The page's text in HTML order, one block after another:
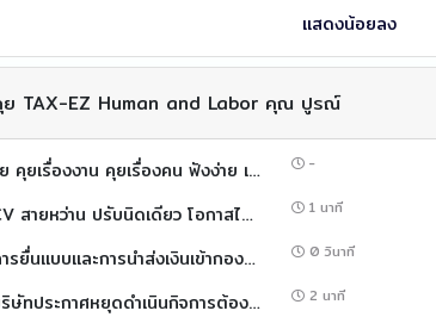
แสดงน้อยลง
ย TAX-EZ Human and Labor คุณ ปูรณ์
- HR พาคุย คุยเรื่องงาน คุยเรื่องคน ฟังง่าย เข้าใจเร็ว เพื่อให้คุณเข้าใจ เเละใช้งานได้จริง -
- EP.25 CV สายหว่าน ปรับนิดเดียว โอกาสได้งานพุ่ง (HR พาคุย) 1 นาที
- EP.24 การยื่นแบบและการนำส่งเงินเข้ากองทุนสงเคราะห์ลูกจ้าง (HR พาคุย) 0 วินาที
- EP.23 บริษัทประกาศหยุดดำเนินกิจการต้องส่งเงินเข้ากองทุนสงเคราะห์ลูกจ้างหรือไม่ (HR พาคุย) 2 นาที